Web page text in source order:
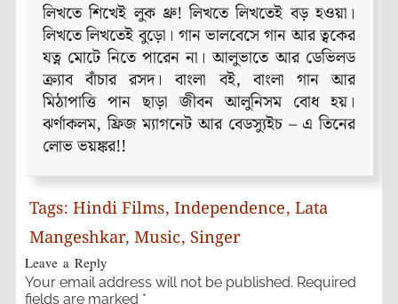
লিখতে শিখেই লুক থ্রু! লিখতে লিখতেই বড় হওয়া।
লিখতে লিখতেই বুড়ো। গান ভালবেসে গান আর ত্বকের
যত্ন মোটে নিতে পারেন না। আলুভাতে আর ডেভিলড
ক্র্যাব বাঁচার রসদ। বাংলা বই, বাংলা গান আর
মিঠাপাত্তি পান ছাড়া জীবন আলুনিসম বোধ হয়।
ঝর্ণাকলম, ফ্রিজ ম্যাগনেট আর বেডস্যুইচ – এ তিনের
লোভ ভয়ঙ্কর!!
Tags: Hindi Films, Independence, Lata
Mangeshkar, Music, Singer
Leave a Reply
Your email address will not be published. Required
fields are marked *